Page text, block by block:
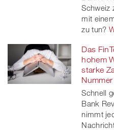
Schweiz
mit
zu tun?
Das
hohem
starke
Nummer
Schnell
Bank
nimmt